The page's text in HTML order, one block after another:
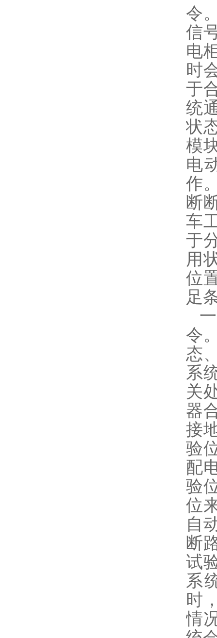
令
信
电
时
于
统
状
模
电
作
断
车
于
用
位
足
令
态
系
关
器
接
验
配
验
位
自
断
试
系
时
情